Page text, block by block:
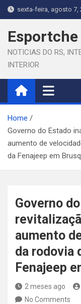
Skip
to
content
sexta-feira, agosto 7,
Esportche
NOTICIAS DO RS,
INTERIOR
Home
Governo do Estado
aumento de
da Fenajeep em
Governo
aumento
da rodovia
Fenajeep
2 meses ago
No Comments